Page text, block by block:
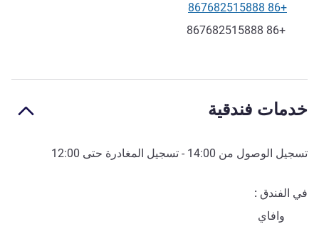
الهاتف
+86 867682515888
فاكس
+86 867682515888
خدمات فندقية
تسجيل الوصول من 14:00 - تسجيل المغادرة حتى 12:00
في الفندق
وافاي